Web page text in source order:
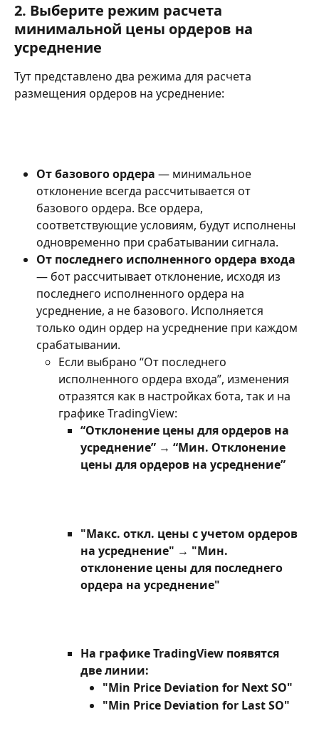
2. Выберите режим расчета
минимальной цены ордеров на
усреднение
Тут представлено два режима для расчета
размещения ордеров на усреднение:
От базового ордера — минимальное
отклонение всегда рассчитывается от
базового ордера. Все ордера,
соответствующие условиям, будут исполнены
одновременно при срабатывании сигнала.
От последнего исполненного ордера входа
— бот рассчитывает отклонение, исходя из
последнего исполненного ордера на
усреднение, а не базового. Исполняется
только один ордер на усреднение при каждом
срабатывании.
Если выбрано “От последнего
исполненного ордера входа”, изменения
отразятся как в настройках бота, так и на
графике TradingView:
“Отклонение цены для ордеров на
усреднение” → “Мин. Отклонение
цены для ордеров на усреднение”
"Макс. откл. цены с учетом ордеров
на усреднение" → "Мин.
отклонение цены для последнего
ордера на усреднение"
На графике TradingView появятся
две линии:
"Min Price Deviation for Next SO"
"Min Price Deviation for Last SO"